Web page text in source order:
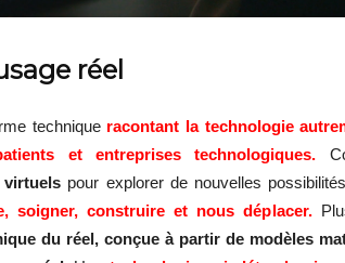
réel
techniqueracontant la technologie
et entreprises technologiques.
virtuels pour explorer de nouvelles
soigner, construire et nous déplacer.
du réel, conçue à partir de modèles